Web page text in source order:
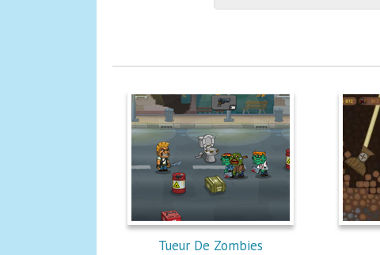
Tueur De Zombies